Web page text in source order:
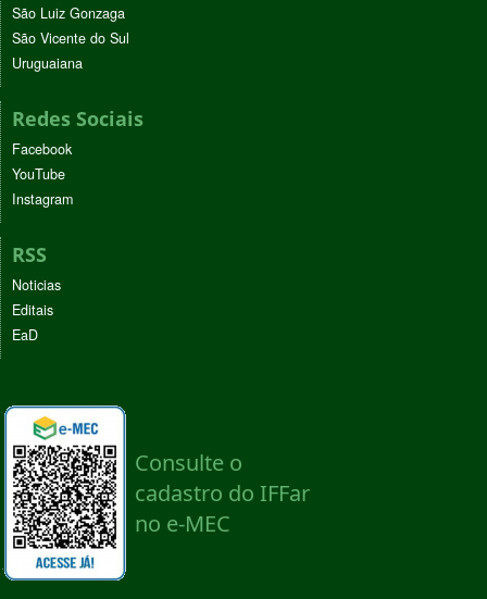
São Luiz Gonzaga
São Vicente do Sul
Uruguaiana
Redes Sociais
Facebook
YouTube
Instagram
RSS
Noticias
Editais
EaD